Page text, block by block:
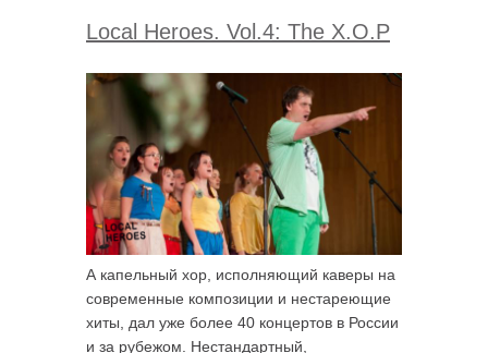
Local Heroes. Vol.4: The X.O.P
А капельный хор, исполняющий каверы на
современные композиции и нестареющие
хиты, дал уже более 40 концертов в России
и за рубежом. Нестандартный,